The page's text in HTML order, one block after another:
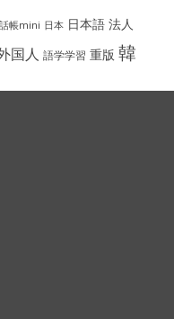
帳mini 日本 日本語 法人
国人 語学学習 重版 韓